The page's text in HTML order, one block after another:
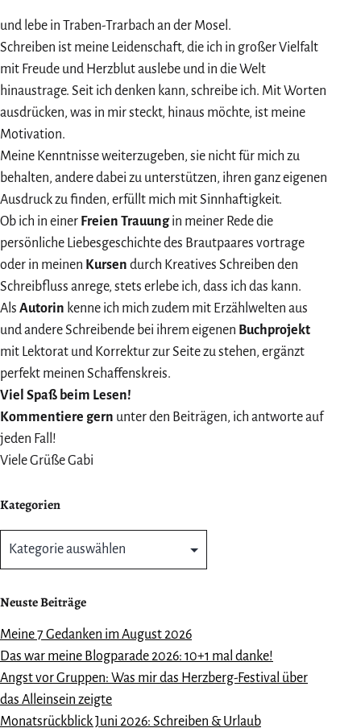
und lebe in Traben-Trarbach an der Mosel.
Schreiben ist meine Leidenschaft, die ich in großer Vielfalt
mit Freude und Herzblut auslebe und in die Welt
hinaustrage. Seit ich denken kann, schreibe ich. Mit Worten
ausdrücken, was in mir steckt, hinaus möchte, ist meine
Motivation.
Meine Kenntnisse weiterzugeben, sie nicht für mich zu
behalten, andere dabei zu unterstützen, ihren ganz eigenen
Ausdruck zu finden, erfüllt mich mit Sinnhaftigkeit.
Ob ich in einer Freien Trauungin meiner Rede die
persönliche Liebesgeschichte des Brautpaares vortrage
oder in meinen Kursen durch Kreatives Schreiben den
Schreibfluss anrege, stets erlebe ich, dass ich das kann.
Als Autorin kenne ich mich zudem mit Erzählwelten aus
und andere Schreibende bei ihrem eigenen Buchprojekt
mit Lektorat und Korrektur zur Seite zu stehen, ergänzt
perfekt meinen Schaffenskreis.
Viel Spaß beim Lesen!
Kommentiere gern unter den Beiträgen, ich antworte auf
jeden Fall!
Viele Grüße Gabi
Kategorien
Neuste Beiträge
Meine 7 Gedanken im August 2026
Das war meine Blogparade 2026: 10+1 mal danke!
Angst vor Gruppen: Was mir das Herzberg-Festival über
das Alleinsein zeigte
Monatsrückblick Juni 2026: Schreiben & Urlaub